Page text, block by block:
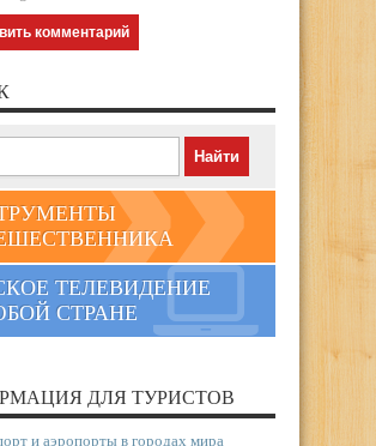
ТЕЛЕВИДЕНИЕ
СТРАНЕ
ДЛЯ ТУРИСТОВ
и аэропорты в городах мира